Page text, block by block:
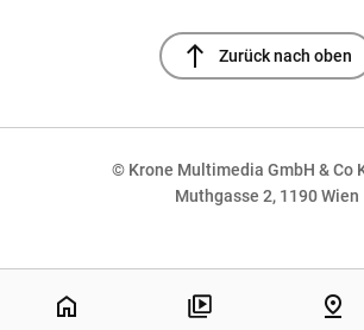
north Zurück nach oben
© Krone Multimedia GmbH & Co
Muthgasse 2, 1190 Wien
home pin_drop
NaN%